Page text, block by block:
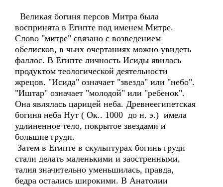
Великая богиня персов Митра была
воспринята в Египте под именем Митре.
Слово "митре" связано с возведением
обелисков, в чьих очертаниях можно увидеть
фаллос. В Египте личность Исиды явилась
продуктом теологической деятельности
жрецов. "Исида" означает "звезда" или "небо".
"Иштар" означает "молодой" или "ребенок".
Она являлась царицей неба. Древнеегипетская
богиня неба Нут ( Ок.. 1000 до н. э.) имела
удлиненное тело, покрытое звездами и
большие груди.
Затем в Египте в скульптурах богинь груди
стали делать маленькими и заостренными,
талия значительно уменьшилась, правда,
бедра остались широкими. В Анатолии